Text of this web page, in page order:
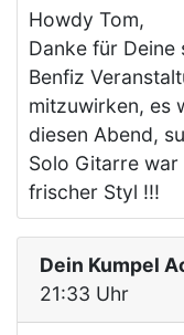
Howdy Tom,
Danke für
Benfiz
mitzuwirken, es
diesen Abend,
Solo Gitarre war
frischer Styl !!!
Dein Kumpel
21:33 Uhr